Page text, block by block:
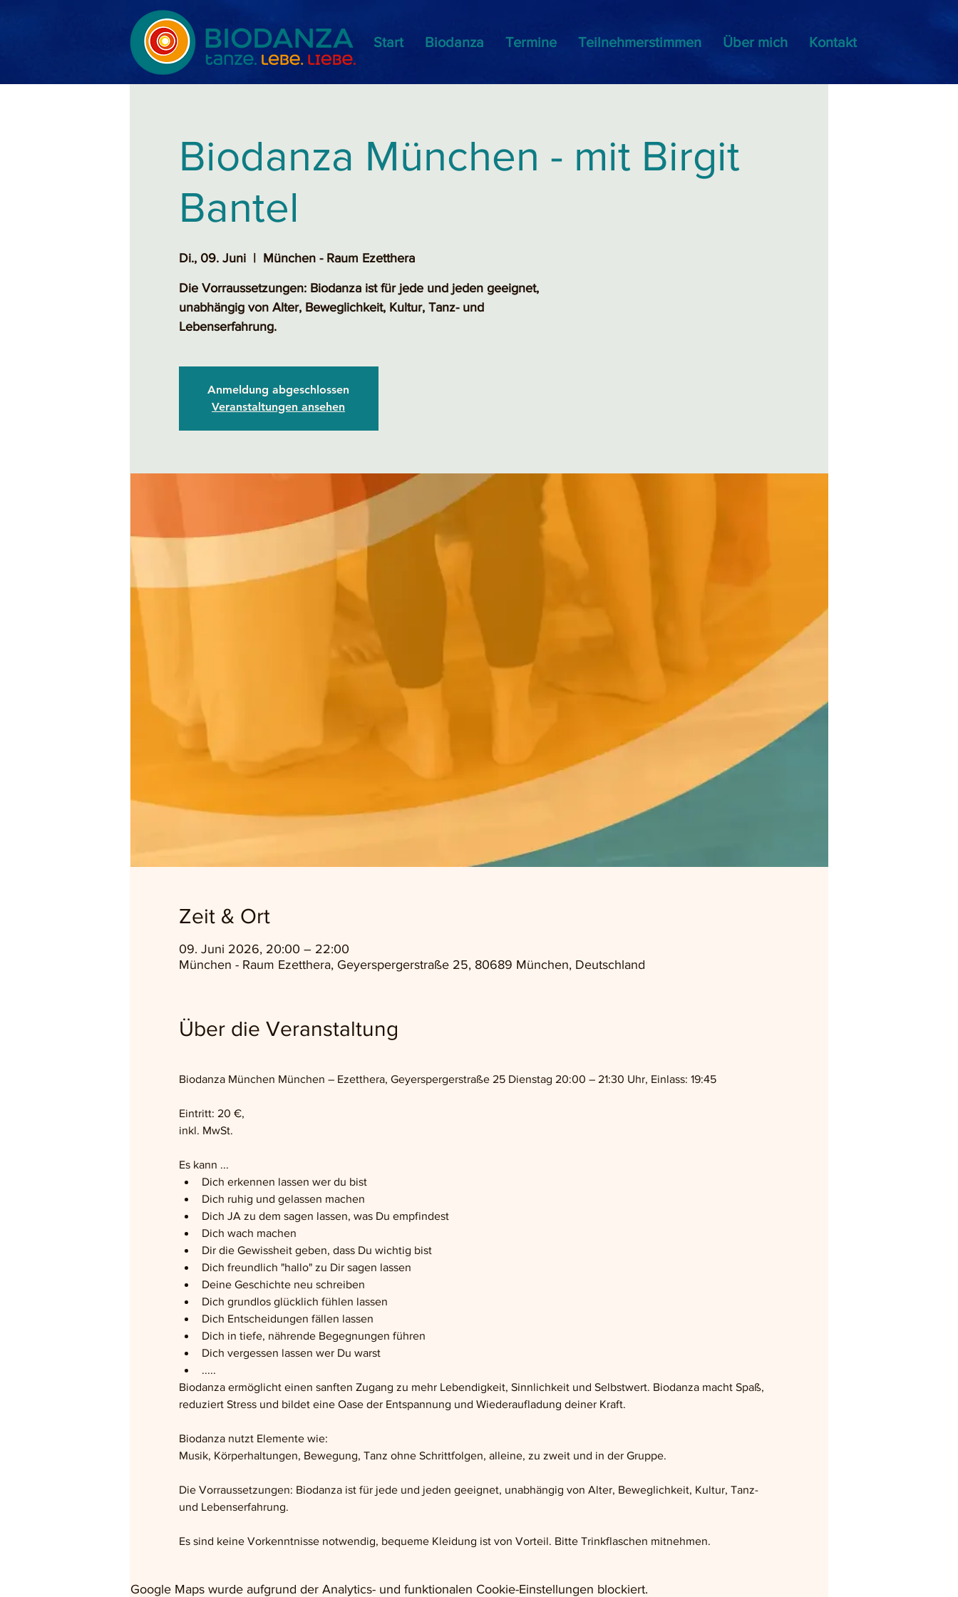
Start Biodanza Termine Teilnehmerstimmen Über mich Kontakt
Biodanza München - mit Birgit
Bantel
Di., 09. Juni
  |
München - Raum Ezetthera
Die Vorraussetzungen: Biodanza ist für jede und jeden geeignet,
unabhängig von Alter, Beweglichkeit, Kultur, Tanz- und
Lebenserfahrung.
Anmeldung abgeschlossen
Veranstaltungen ansehen
Zeit & Ort
09. Juni 2026, 20:00 – 22:00
München - Raum Ezetthera, Geyerspergerstraße 25, 80689 München, Deutschland
Über die Veranstaltung
Biodanza München München – Ezetthera, Geyerspergerstraße 25 Dienstag 20:00 – 21:30 Uhr, Einlass: 19:45
Eintritt: 20 €,
inkl. MwSt.
Es kann ...
Dich erkennen lassen wer du bist
Dich ruhig und gelassen machen
Dich JA zu dem sagen lassen, was Du empfindest
Dich wach machen
Dir die Gewissheit geben, dass Du wichtig bist
Dich freundlich "hallo" zu Dir sagen lassen
Deine Geschichte neu schreiben
Dich grundlos glücklich fühlen lassen
Dich Entscheidungen fällen lassen
Dich in tiefe, nährende Begegnungen führen
Dich vergessen lassen wer Du warst
.....
Biodanza ermöglicht einen sanften Zugang zu mehr Lebendigkeit, Sinnlichkeit und Selbstwert. Biodanza macht Spaß,
reduziert Stress und bildet eine Oase der Entspannung und Wiederaufladung deiner Kraft.
Biodanza nutzt Elemente wie:
Musik, Körperhaltungen, Bewegung, Tanz ohne Schrittfolgen, alleine, zu zweit und in der Gruppe.
Die Vorraussetzungen: Biodanza ist für jede und jeden geeignet, unabhängig von Alter, Beweglichkeit, Kultur, Tanz-
und Lebenserfahrung.
Es sind keine Vorkenntnisse notwendig, bequeme Kleidung ist von Vorteil. Bitte Trinkflaschen mitnehmen.
Google Maps wurde aufgrund der Analytics- und funktionalen Cookie-Einstellungen blockiert.